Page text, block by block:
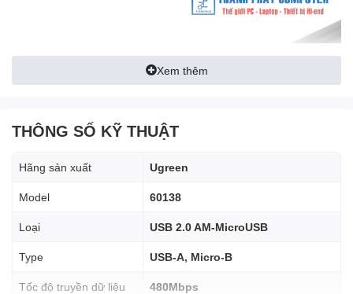
Xem thêm
THÔNG SỐ KỸ THUẬT
Hãng sản xuất Ugreen
Model 60138
Loại USB 2.0 AM-MicroUSB
Type USB-A, Micro-B
Tốc độ truyền dữ liệu 480Mbps